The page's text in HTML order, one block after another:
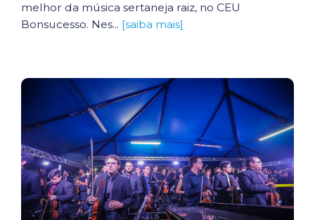
melhor da música sertaneja raiz, no CEU
Bonsucesso. Nes... [saiba mais]